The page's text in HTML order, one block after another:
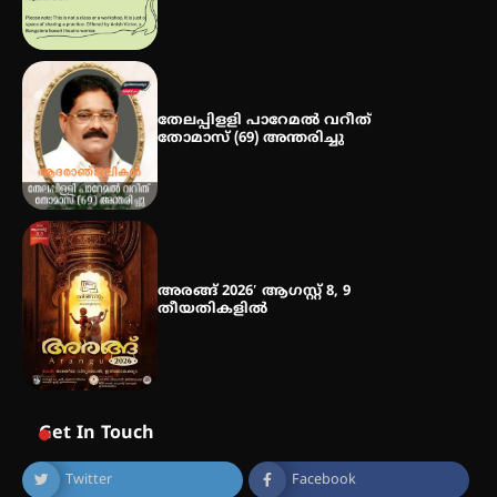
തേലപ്പിളളി പാറേമൽ വറീത്
തോമാസ് (69) അന്തരിച്ചു
അരങ്ങ് 2026′ ആഗസ്റ്റ് 8, 9
തീയതികളിൽ
Get In Touch
Twitter Facebook